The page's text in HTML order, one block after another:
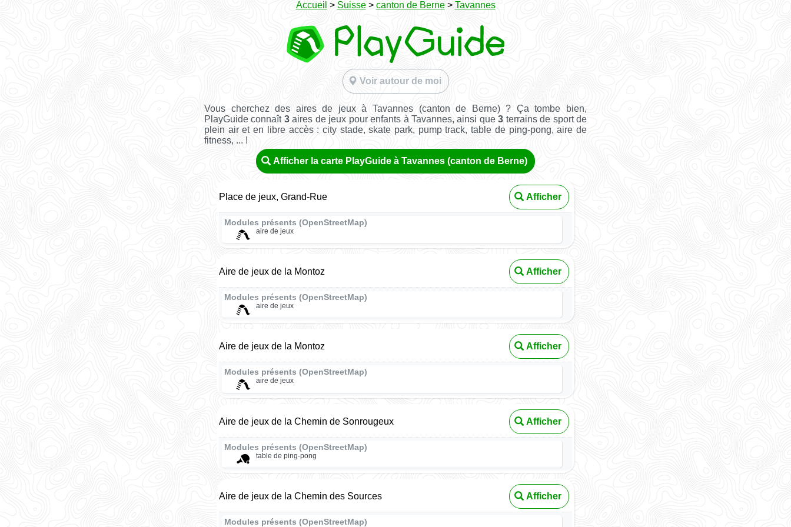
Accueil > Suisse> canton de Berne> Tavannes
Voir autour de moi
Vous cherchez des aires de jeux à Tavannes (canton de Berne) ? Ça tombe bien,
PlayGuide connaît 3aires de jeux pour enfants à Tavannes, ainsi que3 terrains de sport de
plein air et en libre accès : city stade, skate park, pump track, table de ping-pong, aire de
fitness, ... !
Afficher la carte PlayGuide à Tavannes (canton de Berne)
Place de jeux, Grand-Rue Afficher
Modules présents (OpenStreetMap)
aire de jeux
Aire de jeux de la Montoz Afficher
Modules présents (OpenStreetMap)
aire de jeux
Aire de jeux de la Montoz Afficher
Modules présents (OpenStreetMap)
aire de jeux
Aire de jeux de la Chemin de Sonrougeux Afficher
Modules présents (OpenStreetMap)
table de ping-pong
Aire de jeux de la Chemin des Sources Afficher
Modules présents (OpenStreetMap)